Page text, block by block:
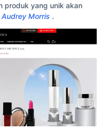
produk yang unik akan
Audrey Morris .